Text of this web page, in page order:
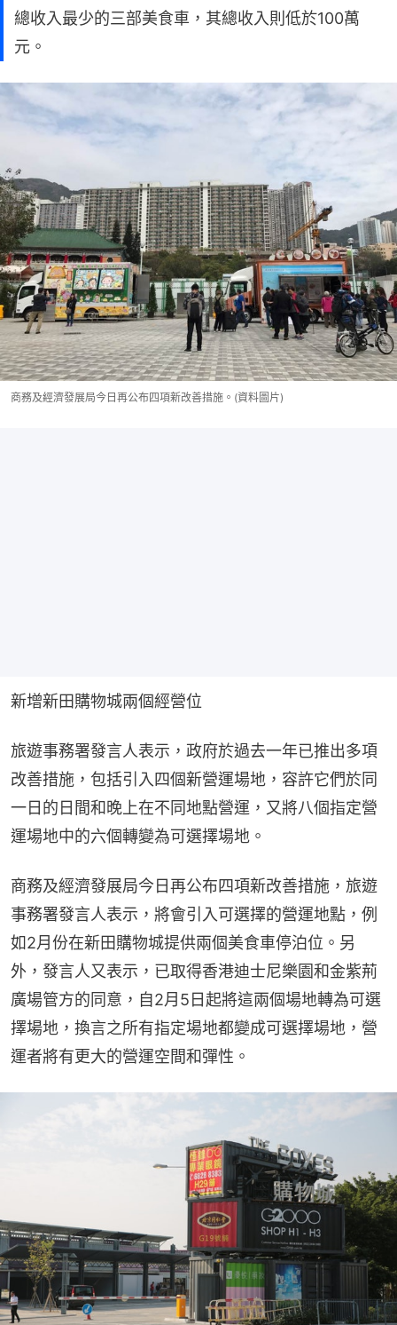
總收入最少的三部美食車，其總收入則低於100萬
元。
商務及經濟發展局今日再公布四項新改善措施。(資料圖片)
新增新田購物城兩個經營位
旅遊事務署發言人表示，政府於過去一年已推出多項
改善措施，包括引入四個新營運場地，容許它們於同
一日的日間和晚上在不同地點營運，又將八個指定營
運場地中的六個轉變為可選擇場地。
商務及經濟發展局今日再公布四項新改善措施，旅遊
事務署發言人表示，將會引入可選擇的營運地點，例
如2月份在新田購物城提供兩個美食車停泊位。另
外，發言人又表示，已取得香港迪士尼樂園和金紫荊
廣場管方的同意，自2月5日起將這兩個場地轉為可選
擇場地，換言之所有指定場地都變成可選擇場地，營
運者將有更大的營運空間和彈性。